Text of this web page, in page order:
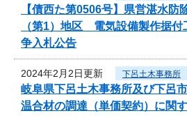
【債西た第0506号】県営湛水
（第1）地区 電気設備製作据付
争入札公告
2024年2月2日更新 下呂土木事務所
岐阜県下呂土木事務所及び下呂
温合材の調達（単価契約）に関